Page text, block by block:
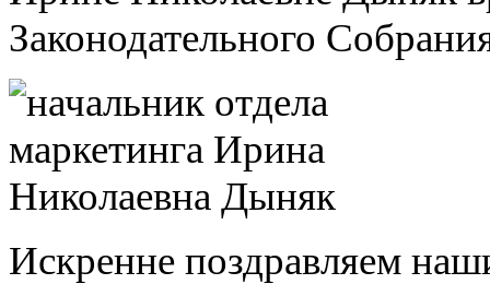
Законодательного
Искренне поздравляем